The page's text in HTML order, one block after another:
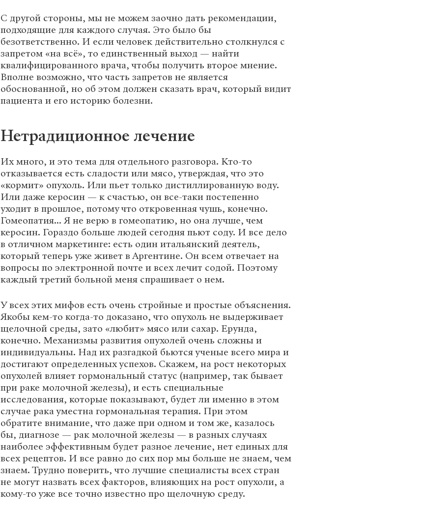
С другой стороны, мы не можем заочно дать рекомендации,
подходящие для каждого случая. Это было бы
безответственно. И если человек действительно столкнулся с
запретом «на всё», то единственный выход — найти
квалифицированного врача, чтобы получить второе мнение.
Вполне возможно, что часть запретов не является
обоснованной, но об этом должен сказать врач, который видит
пациента и его историю болезни.
Нетрадиционное лечение
Их много, и это тема для отдельного разговора. Кто-то
отказывается есть сладости или мясо, утверждая, что это
«кормит» опухоль. Или пьет только дистиллированную воду.
Или даже керосин — к счастью, он все-таки постепенно
уходит в прошлое, потому что откровенная чушь, конечно.
Гомеопатия... Я не верю в гомеопатию, но она лучше, чем
керосин. Гораздо больше людей сегодня пьют соду. И все дело
в отличном маркетинге: есть один итальянский деятель,
который теперь уже живет в Аргентине. Он всем отвечает на
вопросы по электронной почте и всех лечит содой. Поэтому
каждый третий больной меня спрашивает о нем.
У всех этих мифов есть очень стройные и простые объяснения.
Якобы кем-то когда-то доказано, что опухоль не выдерживает
щелочной среды, зато «любит» мясо или сахар. Ерунда,
конечно. Механизмы развития опухолей очень сложны и
индивидуальны. Над их разгадкой бьются ученые всего мира и
достигают определенных успехов. Скажем, на рост некоторых
опухолей влияет гормональный статус (например, так бывает
при раке молочной железы), и есть специальные
исследования, которые показывают, будет ли именно в этом
случае рака уместна гормональная терапия. При этом
обратите внимание, что даже при одном и том же, казалось
бы, диагнозе — рак молочной железы — в разных случаях
наиболее эффективным будет разное лечение, нет единых для
всех рецептов. И все равно до сих пор мы больше не знаем, чем
знаем. Трудно поверить, что лучшие специалисты всех стран
не могут назвать всех факторов, влияющих на рост опухоли, а
кому-то уже все точно известно про щелочную среду.